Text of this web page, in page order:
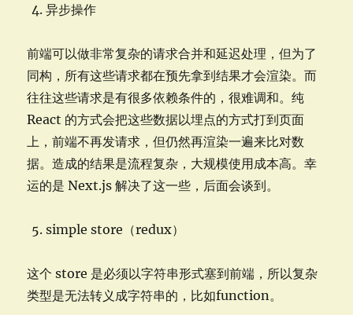
异步操作
前端可以做非常复杂的请求合并和延迟处理，但为了
同构，所有这些请求都在预先拿到结果才会渲染。而
往往这些请求是有很多依赖条件的，很难调和。纯
React 的方式会把这些数据以埋点的方式打到页面
上，前端不再发请求，但仍然再渲染一遍来比对数
据。造成的结果是流程复杂，大规模使用成本高。幸
运的是 Next.js 解决了这一些，后面会谈到。
simple store（redux）
这个 store 是必须以字符串形式塞到前端，所以复杂
类型是无法转义成字符串的，比如function。